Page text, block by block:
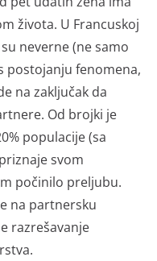
života. U Francuskoj
neverne (ne samo
postojanju fenomena,
na zaključak da
Od brojki je
populacije (sa
svom
počinilo preljubu.
na partnersku
razrešavanje